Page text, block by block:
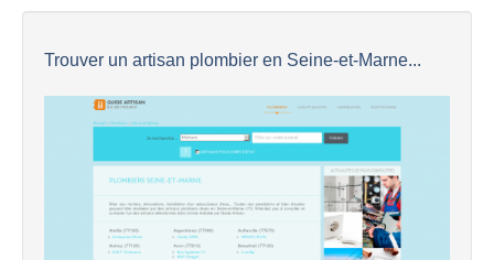
Trouver un artisan plombier en Seine-et-Marne...